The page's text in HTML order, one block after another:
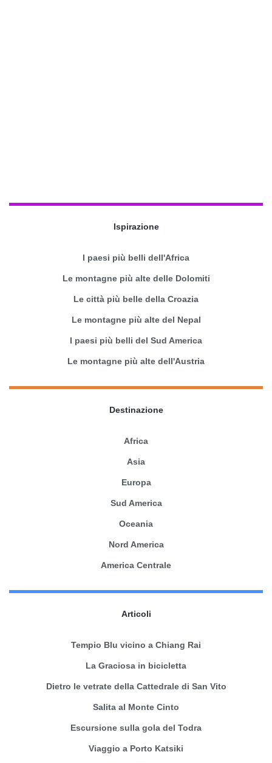
Ispirazione
I paesi più belli dell'Africa
Le montagne più alte delle Dolomiti
Le città più belle della Croazia
Le montagne più alte del Nepal
I paesi più belli del Sud America
Le montagne più alte dell'Austria
Destinazione
Africa
Asia
Europa
Sud America
Oceania
Nord America
America Centrale
Articoli
Tempio Blu vicino a Chiang Rai
La Graciosa in bicicletta
Dietro le vetrate della Cattedrale di San Vito
Salita al Monte Cinto
Escursione sulla gola del Todra
Viaggio a Porto Katsiki